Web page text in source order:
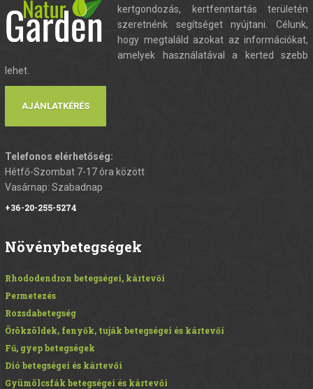
kertgondozás, kertfenntartás területén
szeretnénk segítséget nyújtani. Célunk,
hogy megtaláld azokat az információkat,
amelyek használatával a kerted szebb
lehet.
AJÁNLATKÉRÉS
Telefonos elérhetőség:
Hétfő-Szombat 7-17 óra között
Vasárnap: Szabadnap
+36-20-255-5274
Növénybetegségek
Rhododendron betegségei, kártevői
Permetezés
Rozsdabetegség
Örökzöldek, fenyők, tuják betegségei és kártevői
Fű, gyep betegségek
Dió betegségei és kártevői
Gyümölcsfák betegségei és kártevői